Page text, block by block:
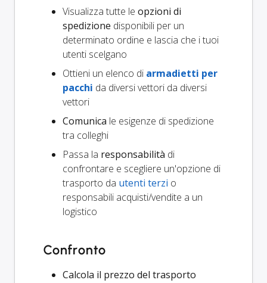
Visualizza tutte le opzioni di
spedizione disponibili per un
determinato ordine e lascia che i tuoi
utenti scelgano
Ottieni un elenco di armadietti per
pacchi da diversi vettori da diversi
vettori
Comunica le esigenze di spedizione
tra colleghi
Passa la responsabilità di
confrontare e scegliere un'opzione di
trasporto da utenti terzi o
responsabili acquisti/vendite a un
logistico
Confronto
Calcola il prezzo del trasporto